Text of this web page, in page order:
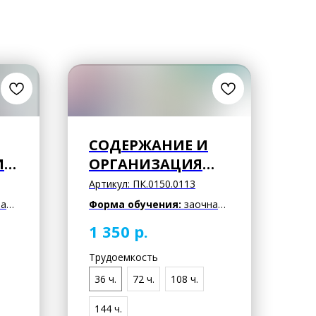
СОДЕРЖАНИЕ И
ОРГАНИЗАЦИЯ
РАБОТЫ
ПЕДАГОГА-
РАМКАХ
ПСИХОЛОГО-
МЕДИКО-
ПЕДАГОГИЧЕСКОЙ
Артикул: ПК.0150.0113
Форма обучения: заочная
дистанционных
технологий
Документ:удостоверение
установленного образца о
1 350 р.
Трудоемкость
36 ч.
72 ч. 108 ч.
144 ч.